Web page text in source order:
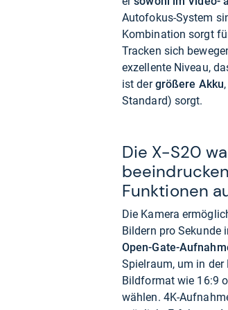
Autofokus-System
Kombination sorgt
Tracken sich
exzellente Niveau,
ist dergrößere Akku
Standard) sorgt.
Die X-S20
Funktionen
Die Kamera
Bildern pro Sekunde
Open-Gate-
Spielraum, um in
Bildformat wie 16:9
wählen. 4K-